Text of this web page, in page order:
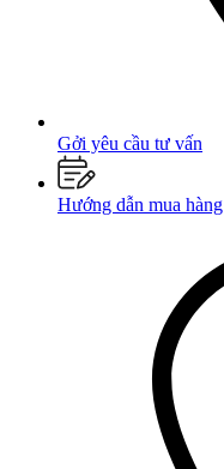
Gởi yêu cầu tư vấn
Hướng dẫn mua hàng